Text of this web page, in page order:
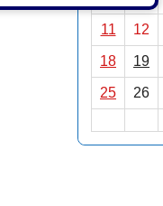
11 12
18 19
25 26